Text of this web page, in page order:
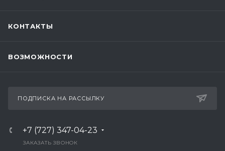
КОНТАКТЫ
ВОЗМОЖНОСТИ
ПОДПИСКА НА РАССЫЛКУ
+7 (727) 347-04-23
ЗАКАЗАТЬ ЗВОНОК